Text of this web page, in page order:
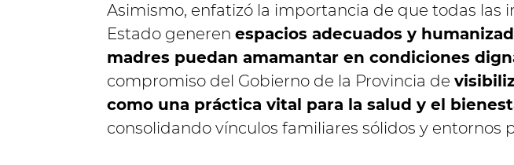
Asimismo, enfatizó la importancia de que todas las
Estado generen espacios adecuados y
madres puedan amamantar en condiciones
compromiso del Gobierno de la Provincia de
como una práctica vital para la salud y el
consolidando vínculos familiares sólidos y entornos